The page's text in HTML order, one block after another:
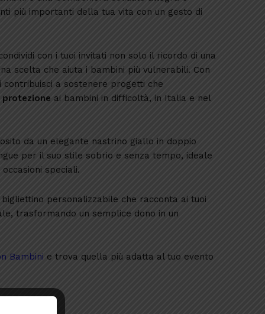
più importanti della tua vita con un gesto di
con i tuoi invitati non solo il ricordo di una
scelta che aiuta i bambini più vulnerabili. Con
contribuisci a sostenere progetti che
protezione ai bambini in difficoltà, in Italia e nel
da un elegante nastrino giallo in doppio
per il suo stile sobrio e senza tempo, ideale
speciali.
personalizzabile che racconta ai tuoi
trasformando un semplice dono in un
Bambini e trova quella più adatta al tuo evento